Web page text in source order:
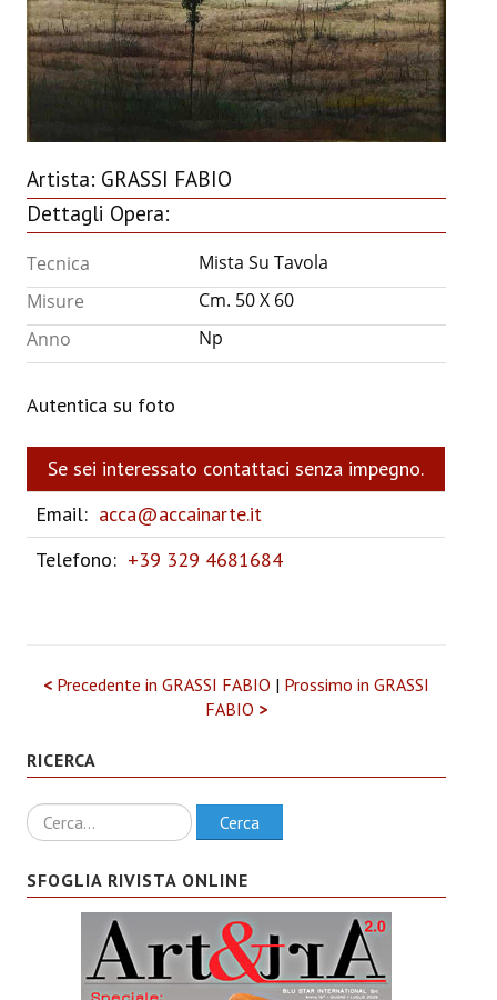
ANNUARIO 2026
CHI SIAMO
Artista: GRASSI FABIO
Dettagli Opera:
Tecnica
Mista Su Tavola
Misure
Cm. 50 X 60
Anno
Np
Autentica su foto
Se sei interessato contattaci senza impegno.
Email: acca@accainarte.it
Telefono: +39 329 4681684
<Precedente in GRASSI FABIO | Prossimo in GRASSI
FABIO >
RICERCA
Ricerca Cerca
SFOGLIA RIVISTA ONLINE